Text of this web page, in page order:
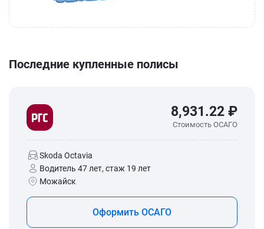
Последние купленные полисы
8,931.22 ₽
Стоимость ОСАГО
Skoda Octavia
Водитель 47 лет, стаж 19 лет
Можайск
Оформить ОСАГО